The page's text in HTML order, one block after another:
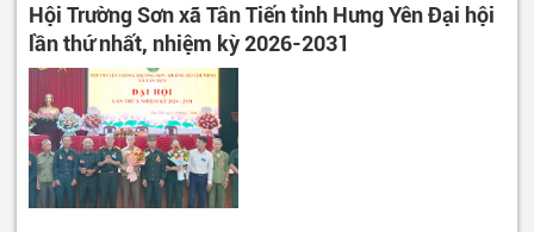
Hội Trường Sơn xã Tân Tiến tỉnh Hưng Yên Đại hội
lần thứ nhất, nhiệm kỳ 2026-2031